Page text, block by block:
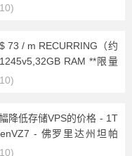
73 / m RECURRING（约
RAM **限量
降低存储VPS的价格 - 1T
- 佛罗里达州坦帕